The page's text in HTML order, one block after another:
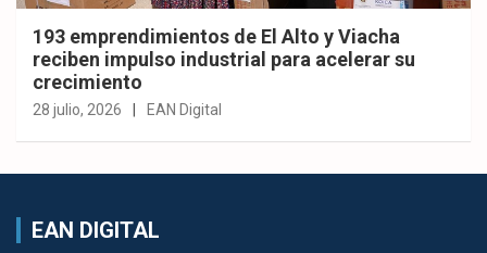
193 emprendimientos de El Alto y Viacha
reciben impulso industrial para acelerar su
crecimiento
28 julio, 2026 EAN Digital
EAN DIGITAL